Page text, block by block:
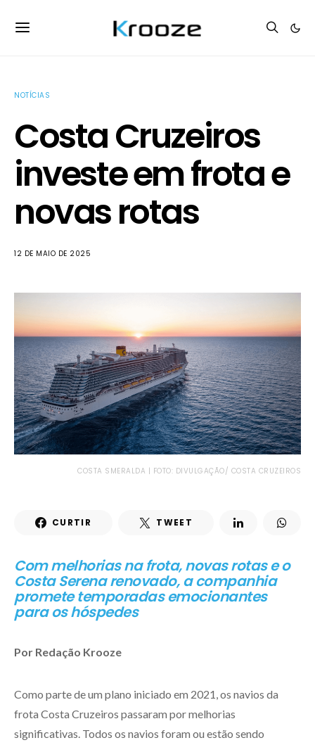
NOTÍCIAS
Costa Cruzeiros
investe em frota e
novas rotas
12 DE MAIO DE 2025
COSTA SMERALDA | FOTO: DIVULGAÇÃO/ COSTA CRUZEIROS
CURTIR TWEET
Com melhorias na frota, novas rotas e o
Costa Serena renovado, a companhia
promete temporadas emocionantes
para os hóspedes
Por Redação Krooze
Como parte de um plano iniciado em 2021, os navios da
frota Costa Cruzeiros passaram por melhorias
significativas. Todos os navios foram ou estão sendo